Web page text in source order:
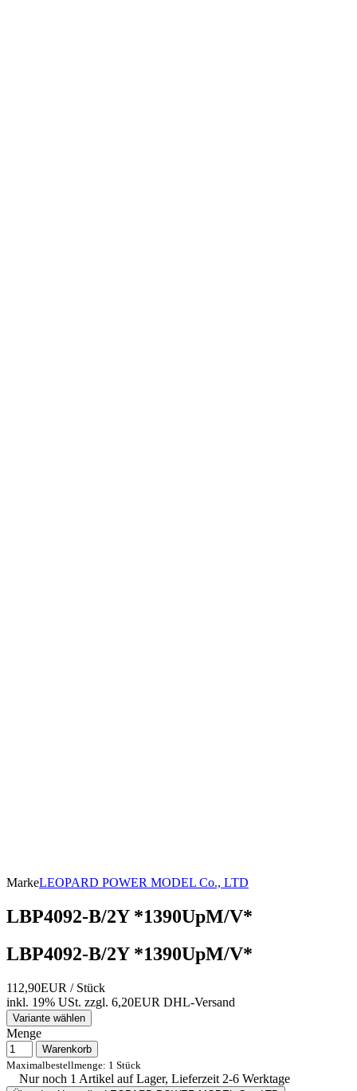
MarkeLEOPARD POWER MODEL Co., LTD
LBP4092-B/2Y *1390UpM/V*
LBP4092-B/2Y *1390UpM/V*
112,90EUR / Stück
inkl. 19% USt. zzgl. 6,20EUR DHL-Versand
Variante wählen
Menge
Warenkorb
Maximalbestellmenge: 1 Stück
Nur noch 1 Artikel auf Lager, Lieferzeit 2-6 Werktage